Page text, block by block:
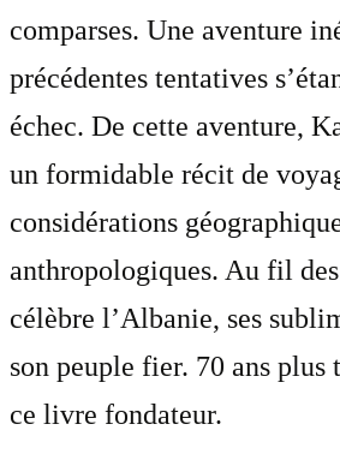
comparses. Une aventure
précédentes tentatives
échec. De cette aventure,
un formidable récit de
considérations
anthropologiques. Au fil
célèbre l’Albanie, ses
son peuple fier. 70 ans plus
ce livre fondateur.